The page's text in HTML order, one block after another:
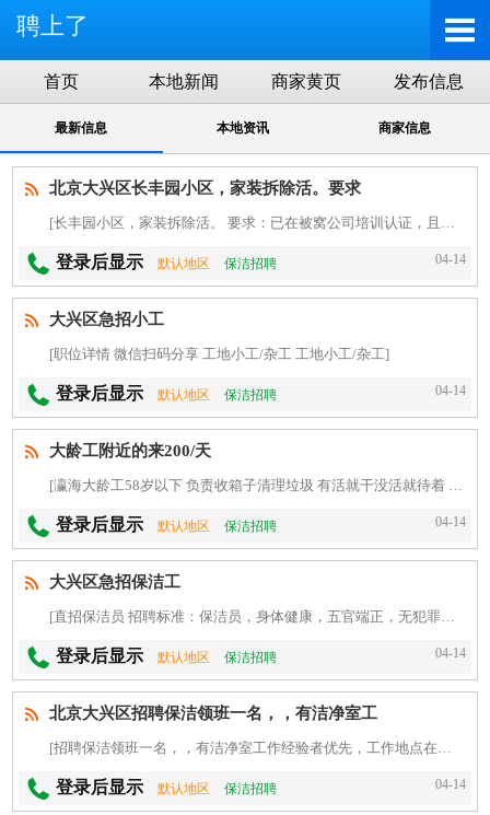
聘上了
首页 本地新闻 商家黄页 发布信息
最新信息 本地资讯 商家信息
北京大兴区长丰园小区，家装拆除活。要求
[长丰园小区，家装拆除活。 要求：已在被窝公司培训认证，且经常给被窝干活的师傅。非请勿扰！ 上工时间：随时 工资：面议]
登录后显示 默认地区 保洁招聘 04-14
大兴区急招小工
[职位详情 微信扫码分享 工地小工/杂工 工地小工/杂工]
登录后显示 默认地区 保洁招聘 04-14
大龄工附近的来200/天
[瀛海大龄工58岁以下 负责收箱子清理垃圾 有活就干没活就待着 工资200一天（不管吃住）周结 能适应白夜班两班倒的 可以直接试岗需要长期稳定的]
登录后显示 默认地区 保洁招聘 04-14
大兴区急招保洁工
[直招保洁员 招聘标准：保洁员，身体健康，五官端正，无犯罪记录，身份证年龄60岁以下 薪资待遇：以上月薪3000元，管午饭，月休4天，每天工作八小时 联系人：苟经理： 工作地址：]
登录后显示 默认地区 保洁招聘 04-14
北京大兴区招聘保洁领班一名，，有洁净室工
[招聘保洁领班一名，，有洁净室工作经验者优先，工作地点在地泽西街附近-待遇面议 联系电话]
登录后显示 默认地区 保洁招聘 04-14